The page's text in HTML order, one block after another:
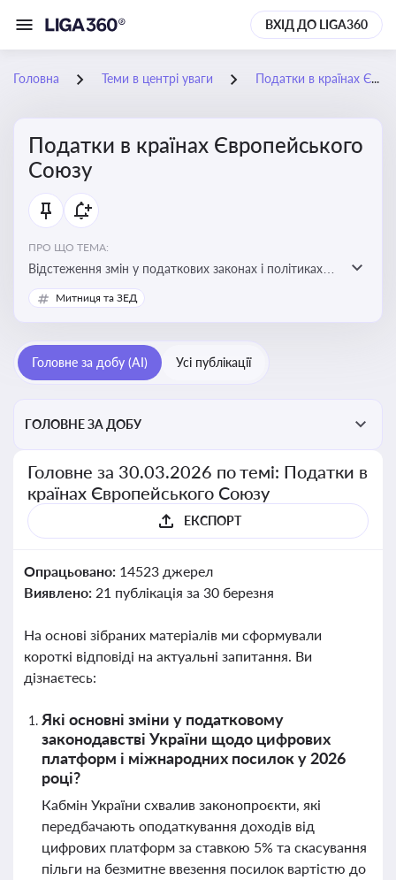
ВХІД ДО LIGA360
Головна Теми в центрі уваги Податки в країнах Європейського Союзу
Податки в країнах Європейського
Союзу
ПРО ЩО ТЕМА:
Відстеження змін у податкових законах і політиках
країн ЄС. Моніторинг кейсів, що впливають на бізнес-
процеси та фінансову звітність
Митниця та ЗЕД
Головне за добу (AI) Усі публікації
ГОЛОВНЕ ЗА ДОБУ
Головне за 30.03.2026 по темі: Податки в
країнах Європейського Союзу
ЕКСПОРТ
Опрацьовано: 14523 джерел
Виявлено: 21 публікація за 30 березня
На основі зібраних матеріалів ми сформували
короткі відповіді на актуальні запитання. Ви
дізнаєтесь:
Які основні зміни у податковому
законодавстві України щодо цифрових
платформ і міжнародних посилок у 2026
році?
Кабмін України схвалив законопроєкти, які
передбачають оподаткування доходів від
цифрових платформ за ставкою 5% та скасування
пільги на безмитне ввезення посилок вартістю до